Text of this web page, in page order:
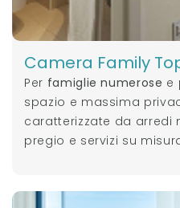
Camera Family
Per famiglie numerose e
spazio e massima
caratterizzate da arredi
pregio e servizi su